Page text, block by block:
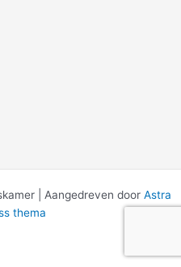
| Aangedreven door Astra
thema